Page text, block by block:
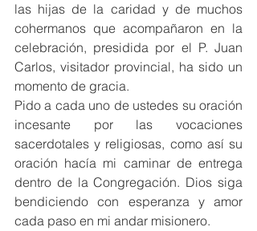
las hijas de la caridad y de muchos
cohermanos que acompañaron en la
celebración, presidida por el P. Juan
Carlos, visitador provincial, ha sido un
momento de gracia.
Pido a cada uno de ustedes su oración
incesante por las vocaciones
sacerdotales y religiosas, como así su
oración hacía mi caminar de entrega
dentro de la Congregación. Dios siga
bendiciendo con esperanza y amor
cada paso en mi andar misionero.